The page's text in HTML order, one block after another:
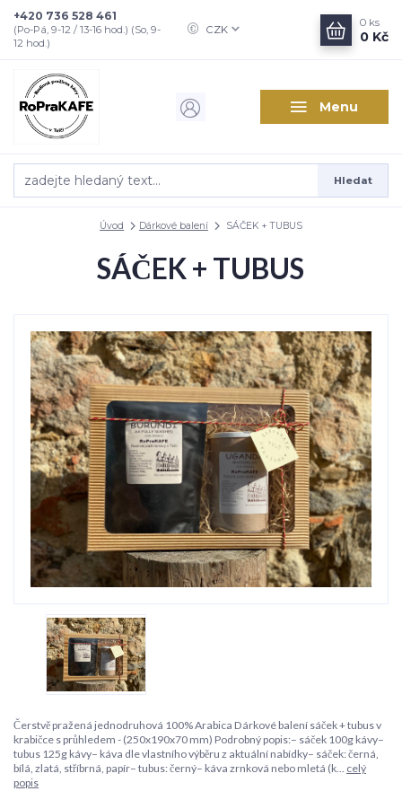
Menu
CZK
Hledat
+420 736 528 461
(Po-Pá, 9-12 / 13-16 hod.) (So, 9-
12 hod.)
0 ks
0 Kč
Úvod Dárkové balení SÁČEK + TUBUS
SÁČEK + TUBUS
Čerstvě pražená jednodruhová 100% Arabica Dárkové balení sáček + tubus v
krabičce s průhledem - (250x190x70 mm) Podrobný popis:– sáček 100g kávy–
tubus 125g kávy– káva dle vlastního výběru z aktuální nabídky– sáček: černá,
bílá, zlatá, stříbrná, papír– tubus: černý– káva zrnková nebo mletá (k... celý
popis